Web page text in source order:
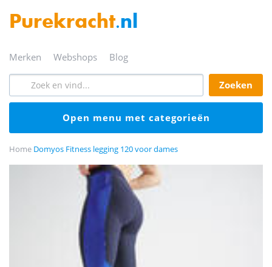
Purekracht.nl
merken webshops blog
zoeken
open menu met categorieën
Home Domyos Fitness legging 120 voor dames